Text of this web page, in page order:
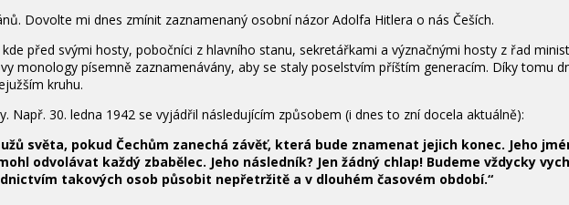
Dovolte mi dnes zmínit zaznamenaný osobní názor Adolfa Hitlera o nás Češích.
před svými hosty, pobočníci z hlavního stanu, sekretářkami a význačnými hosty z řad
monology písemně zaznamenávány, aby se staly poselstvím příštím generacím. Díky tomu
kruhu.
Např. 30. ledna 1942 se vyjádřil následujícím způsobem (i dnes to zní docela aktuálně):
světa, pokud Čechům zanechá závěť, která bude znamenat jejich konec. Jeho
odvolávat každý zbabělec. Jeho následník? Jen žádný chlap! Budeme vždycky
takových osob působit nepřetržitě a v dlouhém časovém období.“